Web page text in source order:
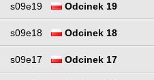
s09e19 Odcinek 19
s09e18 Odcinek 18
s09e17 Odcinek 17